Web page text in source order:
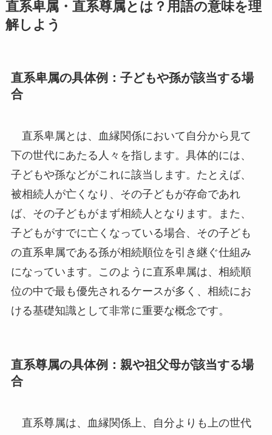
直系卑属・直系尊属とは？用語の意味を理
解しよう
直系卑属の具体例：子どもや孫が該当する場
合
直系卑属とは、血縁関係において自分から見て
下の世代にあたる人々を指します。具体的には、
子どもや孫などがこれに該当します。たとえば、
被相続人が亡くなり、その子どもが存命であれ
ば、その子どもがまず相続人となります。また、
子どもがすでに亡くなっている場合、その子ども
の直系卑属である孫が相続順位を引き継ぐ仕組み
になっています。このように直系卑属は、相続順
位の中で最も優先されるケースが多く、相続にお
ける基礎知識として非常に重要な概念です。
直系尊属の具体例：親や祖父母が該当する場
合
直系尊属は、血縁関係上、自分よりも上の世代